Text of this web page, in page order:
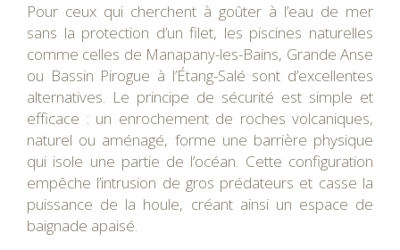
Pour ceux qui cherchent à goûter à l’eau de mer
sans la protection d’un filet, les piscines naturelles
comme celles de Manapany-les-Bains, Grande Anse
ou Bassin Pirogue à l’Étang-Salé sont d’excellentes
alternatives. Le principe de sécurité est simple et
efficace : un enrochement de roches volcaniques,
naturel ou aménagé, forme une barrière physique
qui isole une partie de l’océan. Cette configuration
empêche l’intrusion de gros prédateurs et casse la
puissance de la houle, créant ainsi un espace de
baignade apaisé.